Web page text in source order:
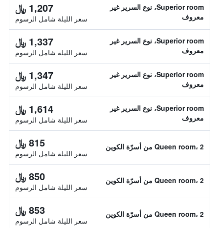
Superior room، نوع السرير غير
معروف
1,207 ﷼
سعر الليلة شامل الرسوم
Superior room، نوع السرير غير
معروف
1,337 ﷼
سعر الليلة شامل الرسوم
Superior room، نوع السرير غير
معروف
1,347 ﷼
سعر الليلة شامل الرسوم
Superior room، نوع السرير غير
معروف
1,614 ﷼
سعر الليلة شامل الرسوم
Queen room، 2 من أسرّة الكوين 815 ﷼
سعر الليلة شامل الرسوم
Queen room، 2 من أسرّة الكوين 850 ﷼
سعر الليلة شامل الرسوم
Queen room، 2 من أسرّة الكوين 853 ﷼
سعر الليلة شامل الرسوم